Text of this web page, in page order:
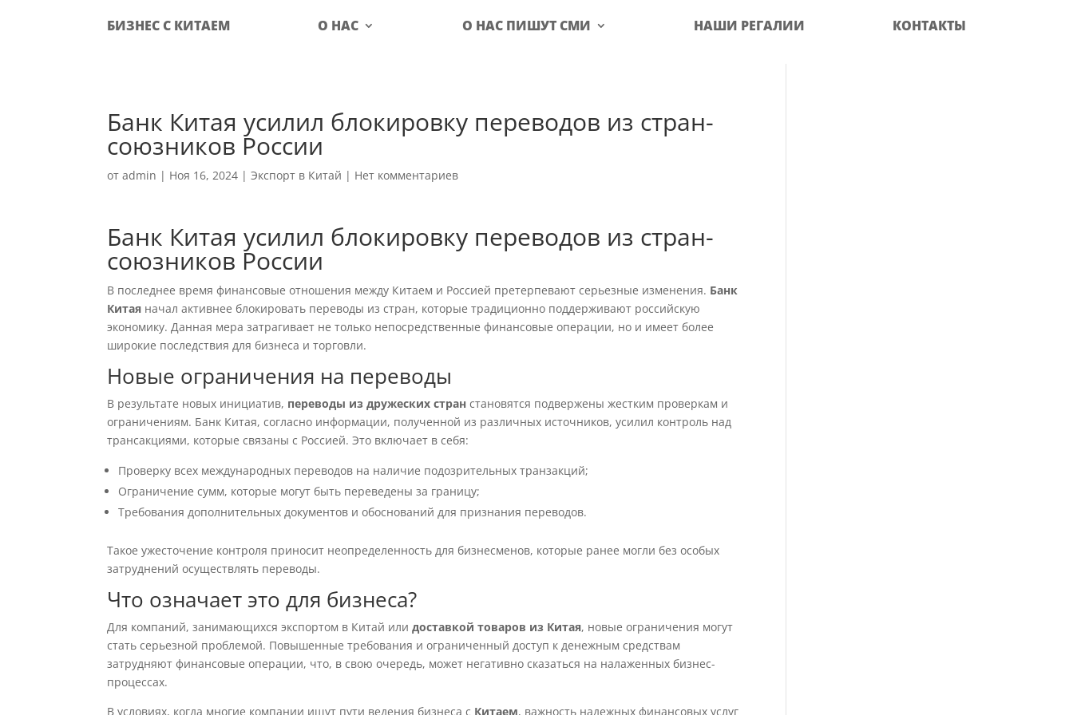
БИЗНЕС С КИТАЕМ О НАС О НАС ПИШУТ СМИ НАШИ РЕГАЛИИ КОНТАКТЫ
Банк Китая усилил блокировку переводов из стран-
союзников России
отadmin | Ноя 16, 2024 |Экспорт в Китай | Нет комментариев
Банк Китая усилил блокировку переводов из стран-
союзников России
В последнее время финансовые отношения между Китаем и Россией претерпевают серьезные изменения. Банк
Китая начал активнее блокировать переводы из стран, которые традиционно поддерживают российскую
экономику. Данная мера затрагивает не только непосредственные финансовые операции, но и имеет более
широкие последствия для бизнеса и торговли.
Новые ограничения на переводы
В результате новых инициатив, переводы из дружеских стран становятся подвержены жестким проверкам и
ограничениям. Банк Китая, согласно информации, полученной из различных источников, усилил контроль над
трансакциями, которые связаны с Россией. Это включает в себя:
Проверку всех международных переводов на наличие подозрительных транзакций;
Ограничение сумм, которые могут быть переведены за границу;
Требования дополнительных документов и обоснований для признания переводов.
Такое ужесточение контроля приносит неопределенность для бизнесменов, которые ранее могли без особых
затруднений осуществлять переводы.
Что означает это для бизнеса?
Для компаний, занимающихся экспортом в Китай илидоставкой товаров из Китая, новые ограничения могут
стать серьезной проблемой. Повышенные требования и ограниченный доступ к денежным средствам
затрудняют финансовые операции, что, в свою очередь, может негативно сказаться на налаженных бизнес-
процессах.
В условиях, когда многие компании ищут пути ведения бизнеса с Китаем, важность надежных финансовых услуг